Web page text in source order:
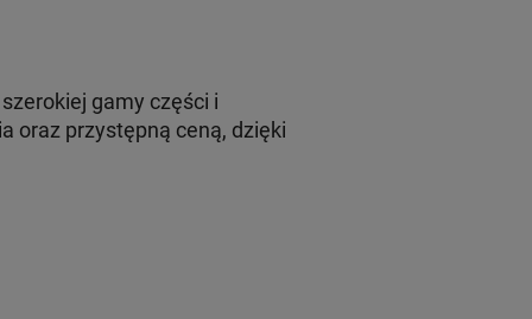
gamy części i
oraz przystępną ceną, dzięki